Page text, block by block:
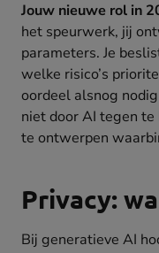
Jouw nieuwe rol in
het speurwerk, jij
parameters. Je
welke risico’s
oordeel alsnog
niet door AI tegen te
te ontwerpen
Privacy:
Bij generatieve AI